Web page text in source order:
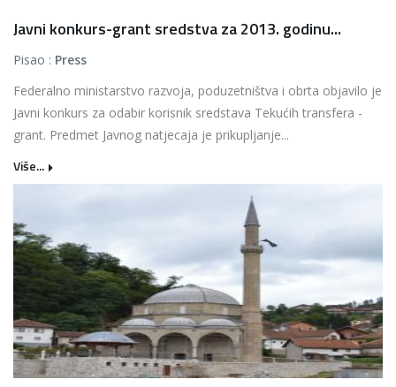
Javni konkurs-grant sredstva za 2013. godinu...
Pisao : Press
Federalno ministarstvo razvoja, poduzetništva i obrta objavilo je
Javni konkurs za odabir korisnik sredstava Tekućih transfera -
grant. Predmet Javnog natjecaja je prikupljanje...
Više...